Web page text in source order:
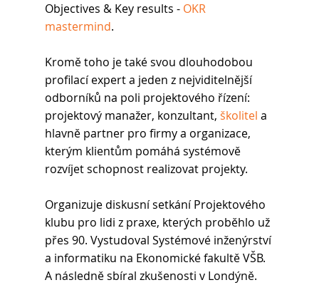
Objectives & Key results - OKR
mastermind.
Kromě toho je také svou dlouhodobou
profilací expert a jeden z nejviditelnější
odborníků na poli projektového řízení:
projektový manažer, konzultant, školitel a
hlavně partner pro firmy a organizace,
kterým klientům pomáhá systémově
rozvíjet schopnost realizovat projekty.
Organizuje diskusní setkání Projektového
klubu pro lidi z praxe, kterých proběhlo už
přes 90. Vystudoval Systémové inženýrství
a informatiku na Ekonomické fakultě VŠB.
A následně sbíral zkušenosti v Londýně.